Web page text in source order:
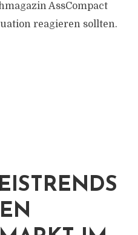
AssCompact
reagieren sollten.